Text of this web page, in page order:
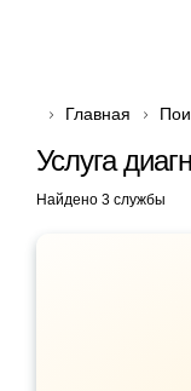
Главная
Услуга
Найдено 3 службы